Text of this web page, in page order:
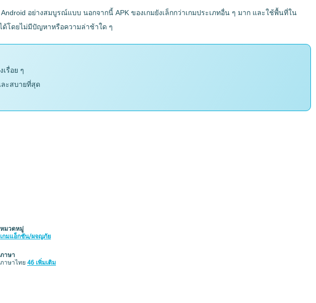
อย่างสมบูรณ์แบบ นอกจากนี้ APK ของเกมยังเล็กกว่าเกมประเภทอื่น ๆ มาก และใช้พื้นที่ใน
ด้โดยไม่มีปัญหาหรือความล่าช้าใด ๆ
รื่อย ๆ
ะสบายที่สุด
หมวดหมู่
เกมแอ็กชัน/ผจญภัย
ภาษา
ภาษาไทย 46 เพิ่มเติม